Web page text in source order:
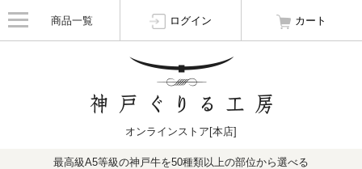
商品一覧 ログイン カート
オンラインストア[本店]
最高級A5等級の神戸牛を50種類以上の部位から選べる